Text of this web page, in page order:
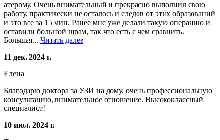
атерому. Очень внимательный и прекрасно выполнил свою
работу, практически не осталось и следов от этих образований
и это все за 15 мин. Ранее мне уже делали такую операцию и
оставили большой шрам, так что есть с чем сравнить.
Большая... Читать далее
11 дек. 2024 г.
Елена
Благодарю доктора за УЗИ на дому, очень профессиональную
консультацию, внимательное отношение. Высококлассный
специалист!
10 июл. 2024 г.